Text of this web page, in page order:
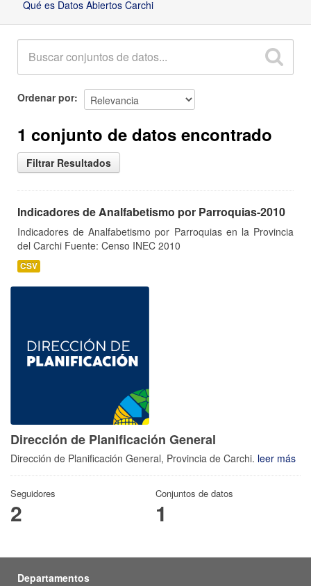
Qué es Datos Abiertos Carchi
Ordenar por
1 conjunto de datos encontrado
Filtrar Resultados
Indicadores de Analfabetismo por Parroquias-2010
Indicadores de Analfabetismo por Parroquias en la Provincia
del Carchi Fuente: Censo INEC 2010
CSV
Dirección de Planificación General
Dirección de Planificación General, Provincia de Carchi. leer más
Seguidores
2
Conjuntos de datos
1
Departamentos